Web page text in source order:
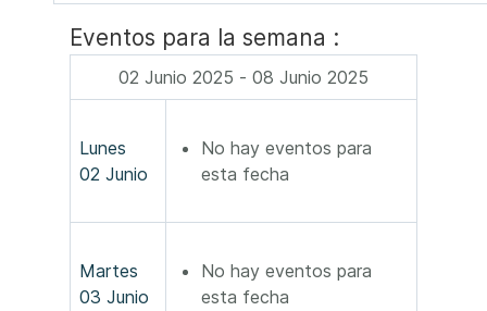
Eventos para la semana :
02 Junio 2025 - 08 Junio 2025
Lunes
02 Junio
No hay eventos para
esta fecha
Martes
03 Junio
No hay eventos para
esta fecha